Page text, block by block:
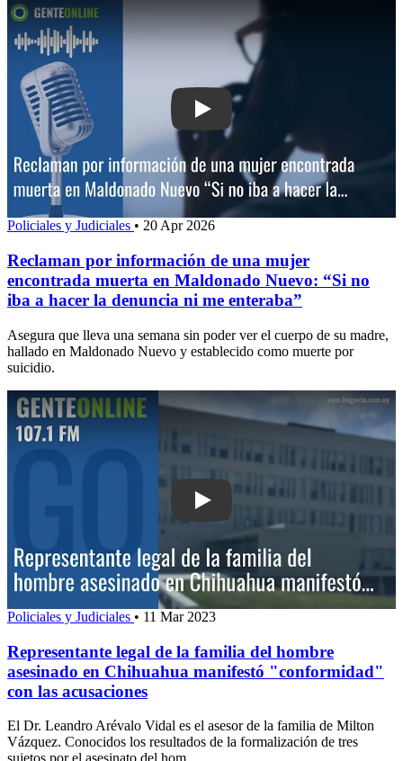
Play: Reclaman por información de
Policiales y Judiciales • 20 Apr 2026
Reclaman por información de una mujer
encontrada muerta en Maldonado Nuevo: “Si no
iba a hacer la denuncia ni me enteraba”
Asegura que lleva una semana sin poder ver el cuerpo de su madre,
hallado en Maldonado Nuevo y establecido como muerte por
suicidio.
Play: Representante legal de la
Policiales y Judiciales • 11 Mar 2023
Representante legal de la familia del hombre
asesinado en Chihuahua manifestó "conformidad"
con las acusaciones
El Dr. Leandro Arévalo Vidal es el asesor de la familia de Milton
Vázquez. Conocidos los resultados de la formalización de tres